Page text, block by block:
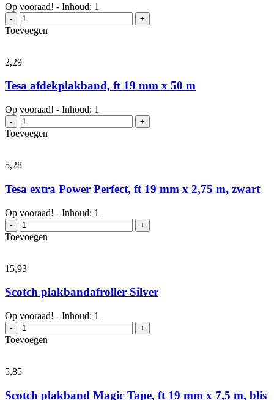
m,
wit
aantal
Op vooraad! - Inhoud: 1
-
Scotch
Plakbandafroller
Two
Black
+
Toevoegen
2,29
Tesa afdekplakband, ft 19 mm x 50 m
Op vooraad! - Inhoud: 1
-
Tesa
afdekplakband,
mm
50
m
+
Toevoegen
5,28
Tesa extra Power Perfect, ft 19 mm x 2,75 m, zwart
Op vooraad! - Inhoud: 1
-
Tesa
extra
Power
ft
mm
x
m,
zwart
aantal
+
Toevoegen
15,93
Scotch plakbandafroller Silver
Op vooraad! - Inhoud: 1
-
Scotch
plakbandafroller
Silver
+
Toevoegen
5,85
Scotch plakband Magic Tape, ft 19 mm x 7,5 m, blis